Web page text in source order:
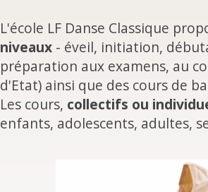
L'école LF Danse Classique
niveaux- éveil, initiation,
préparation aux examens, au
d'Etat) ainsi que des cours de
Les cours, collectifs ou
enfants, adolescents, adultes,